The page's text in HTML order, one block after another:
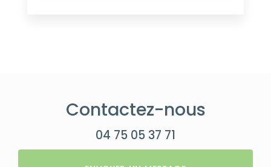
Contactez-nous
04 75 05 37 71